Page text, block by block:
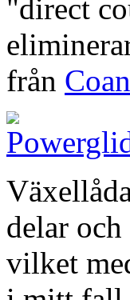
"direct
från
delar
vilket